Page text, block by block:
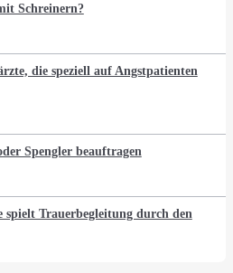
Schreinern?
die speziell auf Angstpatienten
Spengler beauftragen
spielt Trauerbegleitung durch den